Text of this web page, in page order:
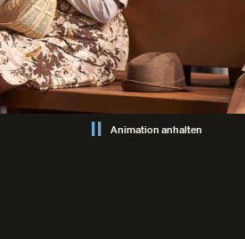
Animation anhalten